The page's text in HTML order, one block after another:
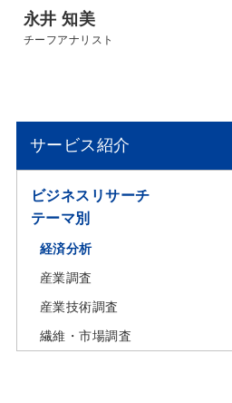
永井 知美
チーフアナリスト
サービス紹介
ビジネスリサーチ
テーマ別
経済分析
産業調査
産業技術調査
繊維・市場調査